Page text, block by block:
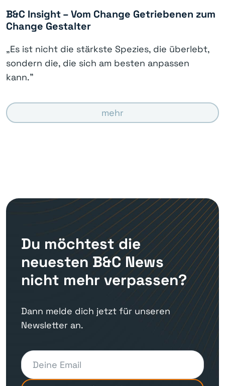
B&C Insight – Vom Change Getriebenen zum
Change Gestalter
„Es ist nicht die stärkste Spezies, die überlebt,
sondern die, die sich am besten anpassen
kann."
mehr
Du möchtest die
neuesten B&C News
nicht mehr verpassen?
Dann melde dich jetzt für unseren
Newsletter an.